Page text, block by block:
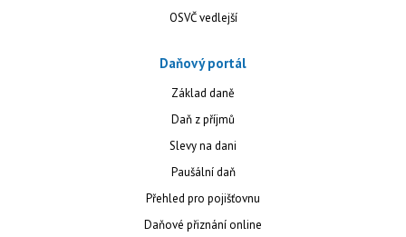
OSVČ vedlejší
Daňový portál
Základ daně
Daň z příjmů
Slevy na dani
Paušální daň
Přehled pro pojišťovnu
Daňové přiznání online